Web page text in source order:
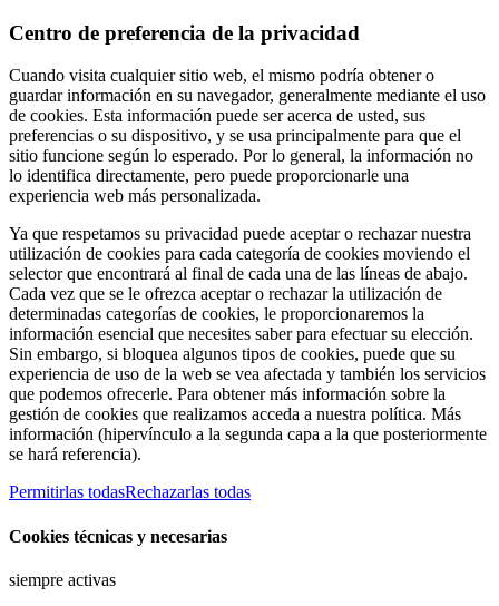
Centro de preferencia de la privacidad
Cuando visita cualquier sitio web, el mismo podría obtener o
guardar información en su navegador, generalmente mediante el uso
de cookies. Esta información puede ser acerca de usted, sus
preferencias o su dispositivo, y se usa principalmente para que el
sitio funcione según lo esperado. Por lo general, la información no
lo identifica directamente, pero puede proporcionarle una
experiencia web más personalizada.
Ya que respetamos su privacidad puede aceptar o rechazar nuestra
utilización de cookies para cada categoría de cookies moviendo el
selector que encontrará al final de cada una de las líneas de abajo.
Cada vez que se le ofrezca aceptar o rechazar la utilización de
determinadas categorías de cookies, le proporcionaremos la
información esencial que necesites saber para efectuar su elección.
Sin embargo, si bloquea algunos tipos de cookies, puede que su
experiencia de uso de la web se vea afectada y también los servicios
que podemos ofrecerle. Para obtener más información sobre la
gestión de cookies que realizamos acceda a nuestra política. Más
información (hipervínculo a la segunda capa a la que posteriormente
se hará referencia).
Permitirlas todasRechazarlas todas
Cookies técnicas y necesarias
siempre activas